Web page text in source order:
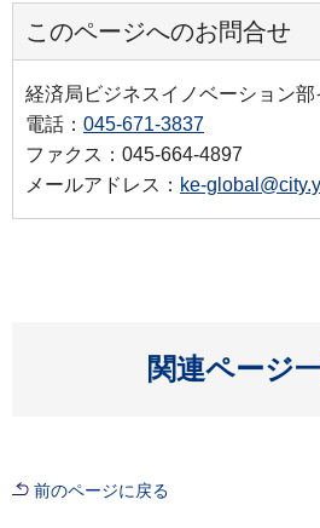
このページへのお問合せ
経済局ビジネスイノベーション
電話： 045-671-3837
ファクス：045-664-4897
メールアドレス： ke-
関連ページ
開
前のページに戻る